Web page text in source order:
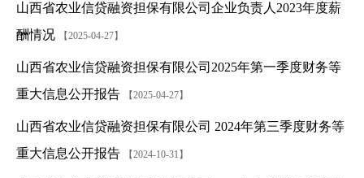
山西省农业信贷融资担保有限公司企业负责人2023年度薪
酬情况
【2025-04-27】
山西省农业信贷融资担保有限公司2025年第一季度财务等
重大信息公开报告
【2025-04-27】
山西省农业信贷融资担保有限公司 2024年第三季度财务等
重大信息公开报告
【2024-10-31】